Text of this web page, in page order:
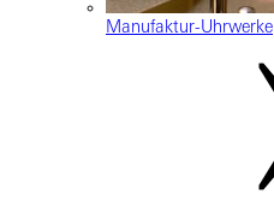
Manufaktur-Uhrwerke